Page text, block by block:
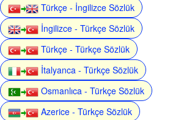
Türkçe - İngilizce Sözlük
İngilizce - Türkçe Sözlük
Türkçe - Türkçe Sözlük
İtalyanca - Türkçe Sözlük
Osmanlıca - Türkçe Sözlük
Azerice - Türkçe Sözlük